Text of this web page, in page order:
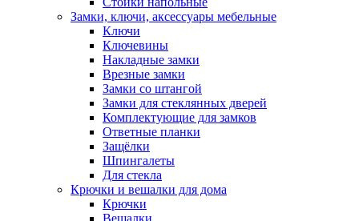
Замки, ключи, аксессуары мебельные
Ключи
Ключевины
Накладные замки
Врезные замки
Замки со штангой
Замки для стеклянных дверей
Комплектующие для замков
Ответные планки
Защёлки
Шпингалеты
Для стекла
Крючки и вешалки для дома
Крючки
Вешалки